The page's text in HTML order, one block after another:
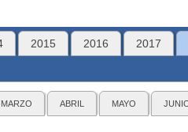
2015 2016 2017
MARZO ABRIL MAYO